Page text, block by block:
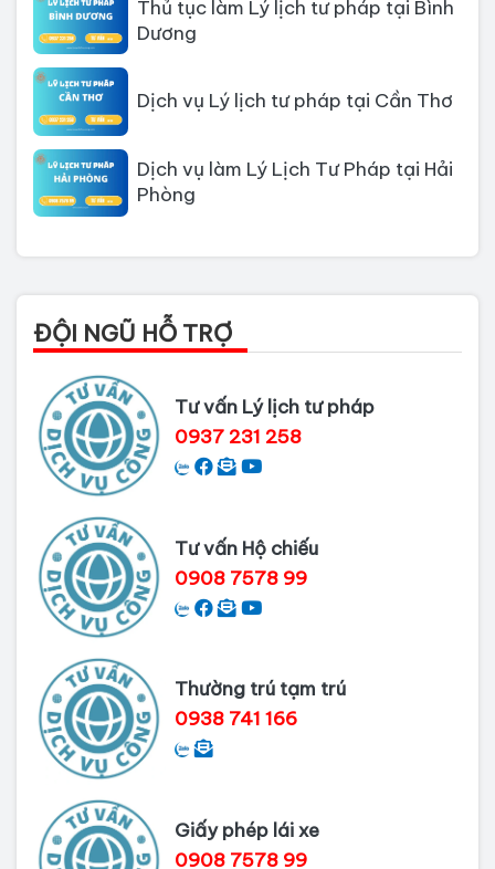
Dương
Dịch vụ Lý lịch tư pháp tại Cần Thơ
Dịch vụ làm Lý Lịch Tư Pháp tại Hải
Phòng
Thủ tục làm Lý Lịch Tư Pháp tại Hồ
Chí Minh
Thủ tục làm lý lịch tư pháp tại Đồng
Nai
Dịch vụ làm phiếu lý lịch tư pháp
Thủ tục làm Lý lịch tư pháp tại Bình
Dương
ĐỘI NGŨ HỖ TRỢ
Tư vấn Lý lịch tư pháp
0937 231 258
Tư vấn Hộ chiếu
0908 7578 99
Thường trú tạm trú
0938 741 166
Giấy phép lái xe
0908 7578 99